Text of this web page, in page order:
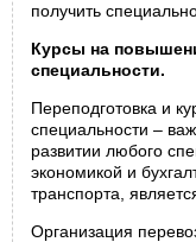
получить
Курсы на
специальности.
Переподготовка и
специальности –
развитии любого
экономикой и
транспорта,
Организация